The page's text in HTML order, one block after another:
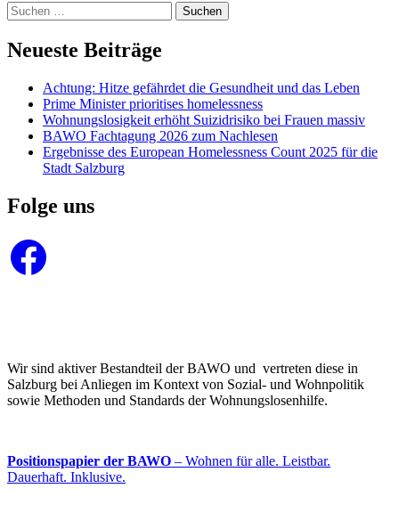
Suchen
nach:
Neueste Beiträge
Achtung: Hitze gefährdet die Gesundheit und das Leben
Prime Minister prioritises homelessness
Wohnungslosigkeit erhöht Suizidrisiko bei Frauen massiv
BAWO Fachtagung 2026 zum Nachlesen
Ergebnisse des European Homelessness Count 2025 für die
Stadt Salzburg
Folge uns
Facebook
Wir sind aktiver Bestandteil der BAWO und vertreten diese in
Salzburg bei Anliegen im Kontext von Sozial- und Wohnpolitik
sowie Methoden und Standards der Wohnungslosenhilfe.
Positionspapier der BAWO – Wohnen für alle. Leistbar.
Dauerhaft. Inklusive.